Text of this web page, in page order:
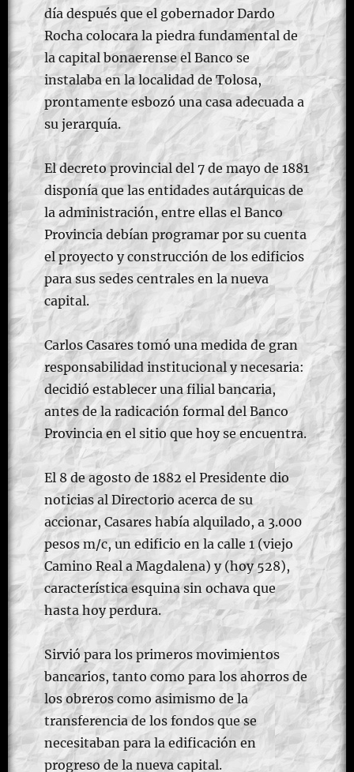
día después que el gobernador Dardo
Rocha colocara la piedra fundamental de
la capital bonaerense el Banco se
instalaba en la localidad de Tolosa,
prontamente esbozó una casa adecuada a
su jerarquía.
El decreto provincial del 7 de mayo de 1881
disponía que las entidades autárquicas de
la administración, entre ellas el Banco
Provincia debían programar por su cuenta
el proyecto y construcción de los edificios
para sus sedes centrales en la nueva
capital.
Carlos Casares tomó una medida de gran
responsabilidad institucional y necesaria:
decidió establecer una filial bancaria,
antes de la radicación formal del Banco
Provincia en el sitio que hoy se encuentra.
El 8 de agosto de 1882 el Presidente dio
noticias al Directorio acerca de su
accionar, Casares había alquilado, a 3.000
pesos m/c, un edificio en la calle 1 (viejo
Camino Real a Magdalena) y (hoy 528),
característica esquina sin ochava que
hasta hoy perdura.
Sirvió para los primeros movimientos
bancarios, tanto como para los ahorros de
los obreros como asimismo de la
transferencia de los fondos que se
necesitaban para la edificación en
progreso de la nueva capital.